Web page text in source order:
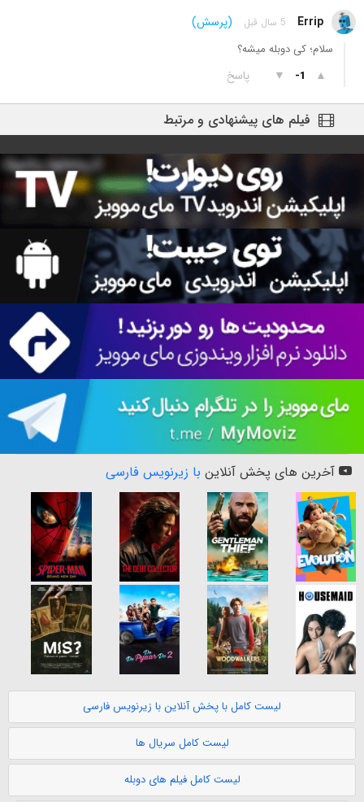
Errip 5 سال قبل (پرسش)
سلام؛ کی دوبله میشه؟
▲
-1
▼ پاسخ
فیلم های پیشنهادی و مرتبط
آخرین های پخش آنلاین با زیرنویس فارسی
لیست کامل با پخش آنلاین با زیرنویس فارسی
لیست کامل سریال ها
لیست کامل فیلم های دوبله